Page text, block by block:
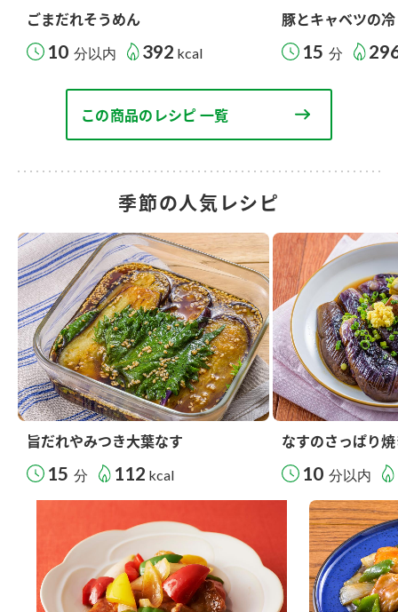
ごまだれそうめん
10 分以内 392 kcal
豚とキャベツの
15 分
この商品のレシピ 一覧
季節の人気レシピ
旨だれやみつき大葉なす
15 分 112 kcal
なすのさっぱり
10 分以内